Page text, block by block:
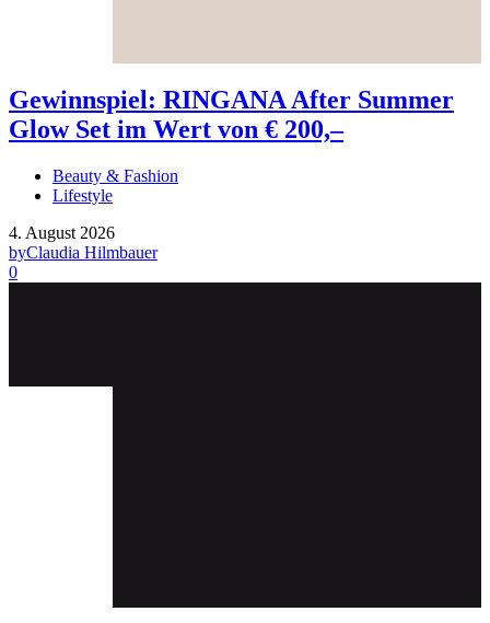
Gewinnspiel: RINGANA After Summer
Glow Set im Wert von € 200,–
Beauty & Fashion
Lifestyle
4. August 2026
byClaudia Hilmbauer
0